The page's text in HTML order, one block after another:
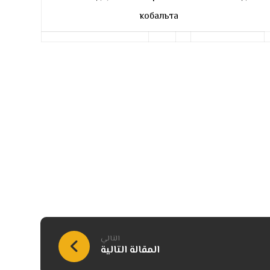
кобальта
التالي
المقالة التالية